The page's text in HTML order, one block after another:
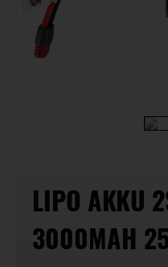
LIPO AKKU
3000MAH